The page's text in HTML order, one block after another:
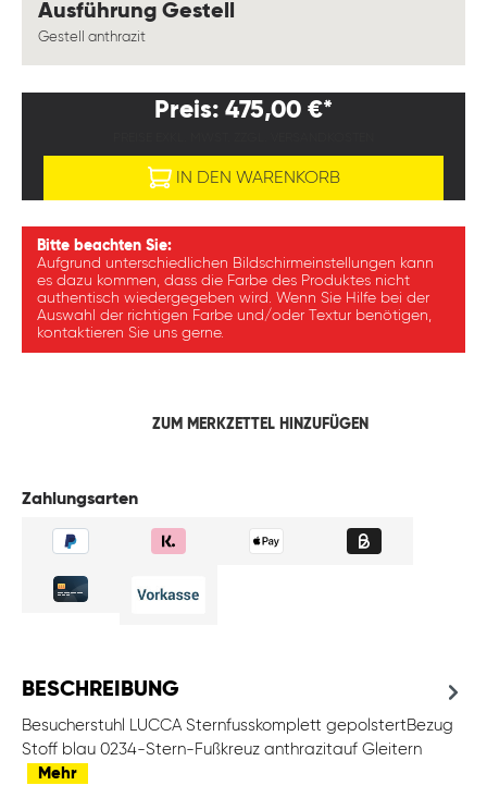
Ausführung Gestell
Gestell anthrazit
Preis: 475,00 €*
IN DEN WARENKORB
Bitte beachten Sie:
Aufgrund unterschiedlichen Bildschirmeinstellungen kann
es dazu kommen, dass die Farbe des Produktes nicht
authentisch wiedergegeben wird. Wenn Sie Hilfe bei der
Auswahl der richtigen Farbe und/oder Textur benötigen,
kontaktieren Sie uns gerne.
ZUM MERKZETTEL HINZUFÜGEN
Zahlungsarten
BESCHREIBUNG
Besucherstuhl LUCCA Sternfusskomplett gepolstertBezug
Stoff blau 0234-Stern-Fußkreuz anthrazitauf Gleitern
Mehr